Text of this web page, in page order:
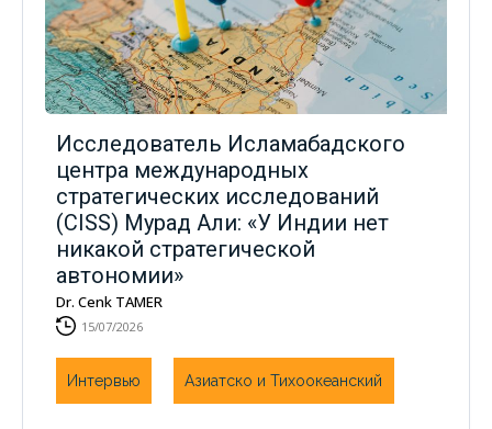
Исследователь Исламабадского
центра международных
стратегических исследований
(CISS) Мурад Али: «У Индии нет
никакой стратегической
автономии»
Dr. Cenk TAMER
15/07/2026
Интервью Азиатско и Тихоокеанский